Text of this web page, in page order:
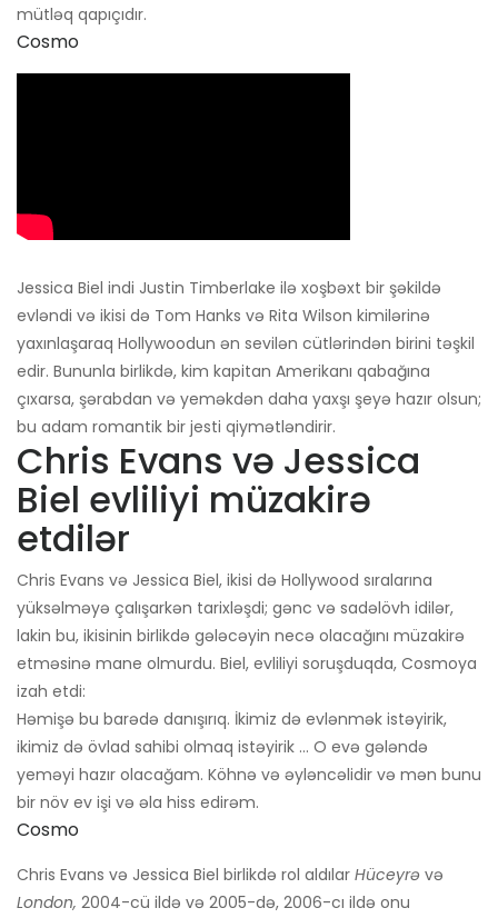
mütləq qapıçıdır.
Cosmo
Jessica Biel indi Justin Timberlake ilə xoşbəxt bir şəkildə
evləndi və ikisi də Tom Hanks və Rita Wilson kimilərinə
yaxınlaşaraq Hollywoodun ən sevilən cütlərindən birini təşkil
edir. Bununla birlikdə, kim kapitan Amerikanı qabağına
çıxarsa, şərabdan və yeməkdən daha yaxşı şeyə hazır olsun;
bu adam romantik bir jesti qiymətləndirir.
Chris Evans və Jessica
Biel evliliyi müzakirə
etdilər
Chris Evans və Jessica Biel, ikisi də Hollywood sıralarına
yüksəlməyə çalışarkən tarixləşdi; gənc və sadəlövh idilər,
lakin bu, ikisinin birlikdə gələcəyin necə olacağını müzakirə
etməsinə mane olmurdu. Biel, evliliyi soruşduqda, Cosmoya
izah etdi:
Həmişə bu barədə danışırıq. İkimiz də evlənmək istəyirik,
ikimiz də övlad sahibi olmaq istəyirik ... O evə gələndə
yeməyi hazır olacağam. Köhnə və əyləncəlidir və mən bunu
bir növ ev işi və əla hiss edirəm.
Cosmo
Chris Evans və Jessica Biel birlikdə rol aldılar Hüceyrə və
London, 2004-cü ildə və 2005-də, 2006-cı ildə onu